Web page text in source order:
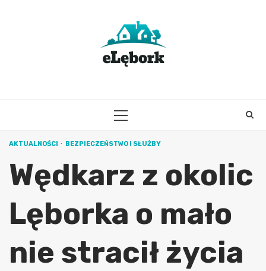
PRIMARY
AKTUALNOŚCI BEZPIECZEŃSTWO I SŁUŻBY
Wędkarz z okolic
Lęborka o mało
nie stracił życia